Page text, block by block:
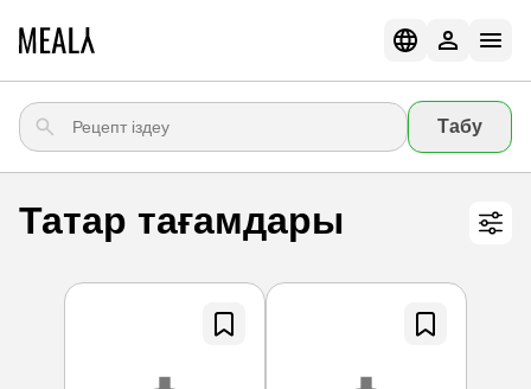
Табу
Татар тағамдары